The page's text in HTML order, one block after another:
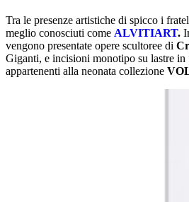
Tra le presenze artistiche di spicco i
meglio conosciuti come ALVITIART.
vengono presentate opere scultoree di
Giganti, e incisioni monotipo su lastre in
appartenenti alla neonata collezione